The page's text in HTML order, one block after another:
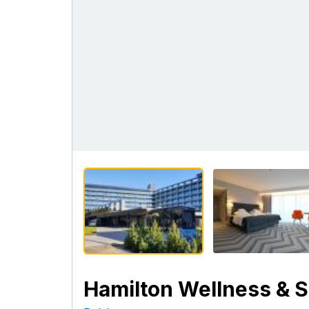
Hamilton Wellness &